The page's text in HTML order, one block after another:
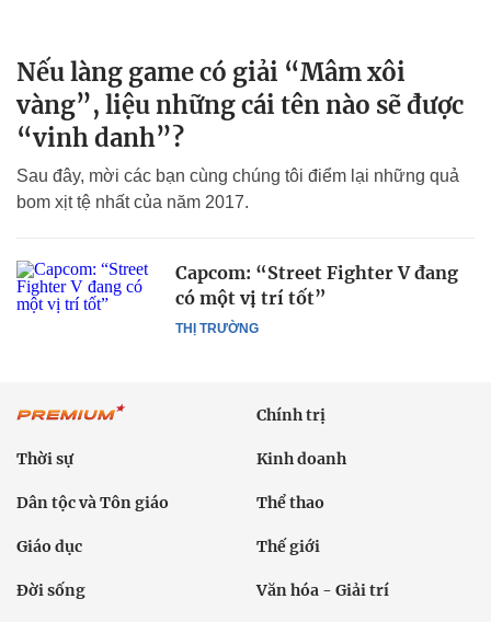
Nếu làng game có giải “Mâm xôi
vàng”, liệu những cái tên nào sẽ được
“vinh danh”?
Sau đây, mời các bạn cùng chúng tôi điểm lại những quả
bom xịt tệ nhất của năm 2017.
THỊ TRƯỜNG
Capcom: “Street Fighter V đang
có một vị trí tốt”
Chính trị
Thời sự Kinh doanh
Dân tộc và Tôn giáo Thể thao
Giáo dục Thế giới
Đời sống Văn hóa - Giải trí